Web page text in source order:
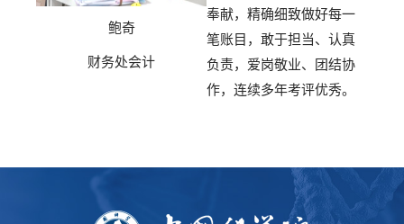
鲍奇
财务处会计
奉献，精确细致做好每一
笔账目，敢于担当、 认真
负责，爱岗敬业、团结协
作，连续多年考评优秀。